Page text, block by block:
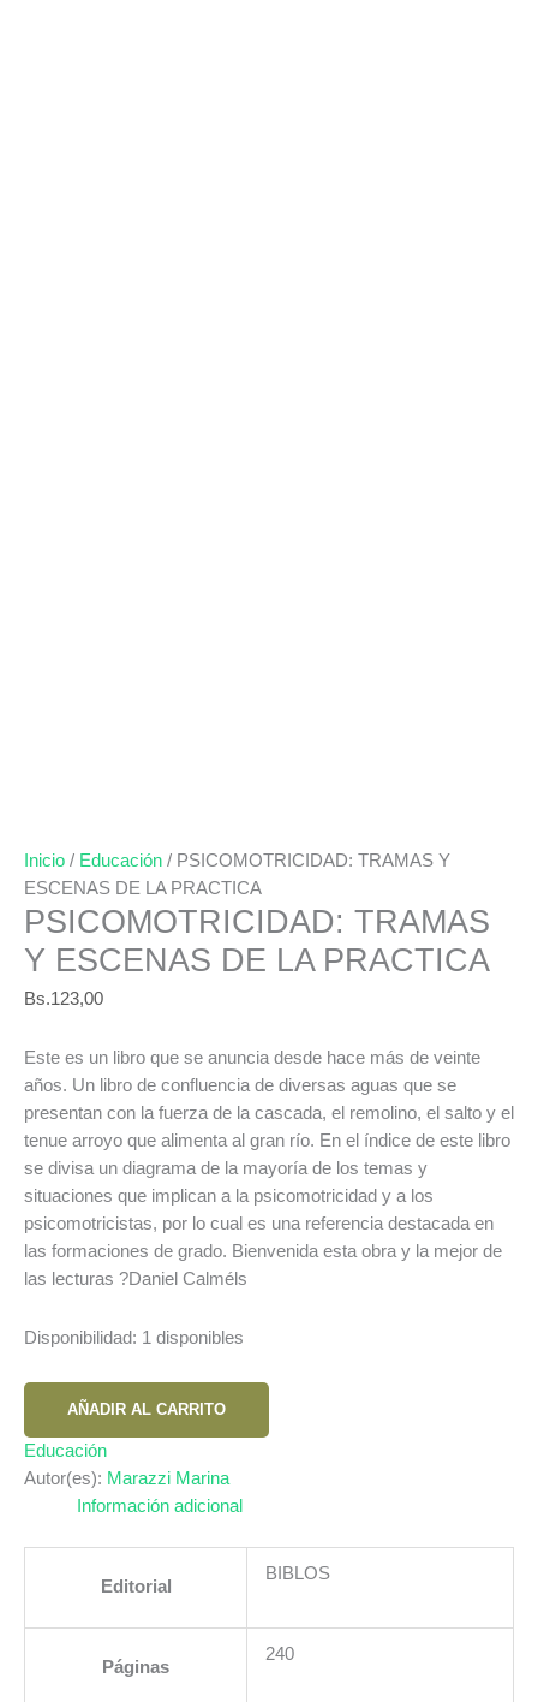
Inicio / Educación / PSICOMOTRICIDAD: TRAMAS Y
ESCENAS DE LA PRACTICA
PSICOMOTRICIDAD: TRAMAS
Y ESCENAS DE LA PRACTICA
Bs.123,00
Este es un libro que se anuncia desde hace más de veinte
años. Un libro de confluencia de diversas aguas que se
presentan con la fuerza de la cascada, el remolino, el salto y el
tenue arroyo que alimenta al gran río. En el índice de este libro
se divisa un diagrama de la mayoría de los temas y
situaciones que implican a la psicomotricidad y a los
psicomotricistas, por lo cual es una referencia destacada en
las formaciones de grado. Bienvenida esta obra y la mejor de
las lecturas ?Daniel Calméls
Disponibilidad: 1 disponibles
Y
ESCENAS
AÑADIR AL CARRITO
Educación
Autor(es): Marazzi Marina
Información adicional
Editorial
BIBLOS
Páginas
240